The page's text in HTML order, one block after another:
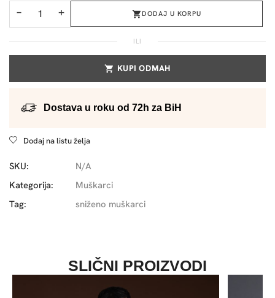
− + DODAJ U KORPU
ILI
KUPI ODMAH
Dostava u roku od 72h za BiH
Dodaj na listu želja
SKU:
N/A
Kategorija:
Muškarci
Tag:
sniženo muškarci
SLIČNI PROIZVODI